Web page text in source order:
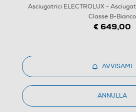
Asciugatrici ELECTROLUX -
Classe B-Bianco
€ 649,00
AVVISAMI
ANNULLA